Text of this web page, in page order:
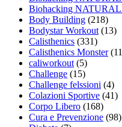
Biohacking
Body Building (218)
Bodystar Workout (13)
Calisthenics (331)
Calisthenics Monster
caliworkout (5)
Challenge (15)
Challenge felssioni (4)
Colazioni Sportive (41)
Corpo Libero (168)
Cura e Prevenzione (98)